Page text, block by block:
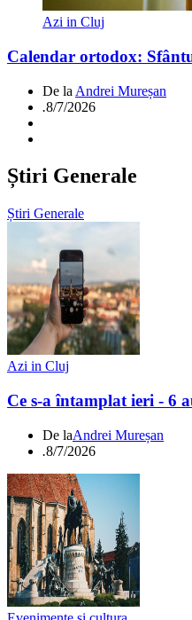
Azi in Cluj
Calendar ortodox:
De la Andrei Mureșan
.8/7/2026
Știri Generale
Știri Generale
Azi in Cluj
Ce s-a întamplat ieri - 6
De laAndrei Mureșan
.8/7/2026